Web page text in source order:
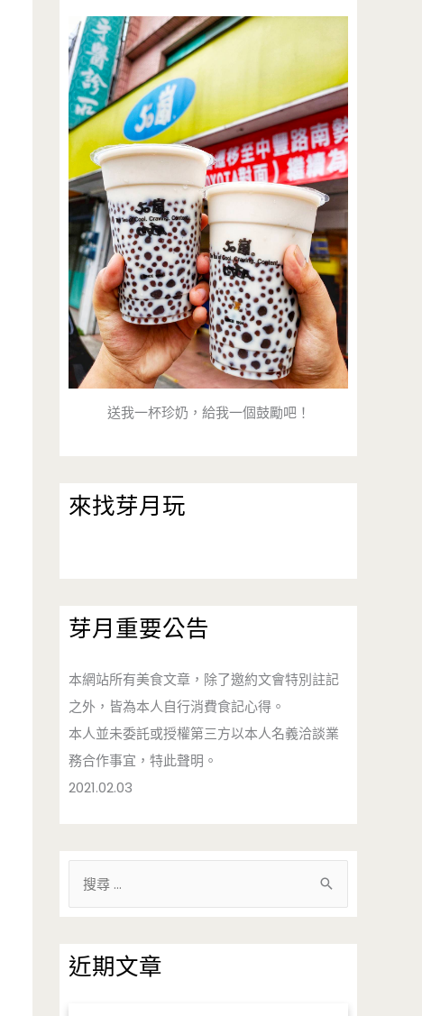
送我一杯珍奶，給我一個鼓勵吧！
來找芽月玩
芽月重要公告
本網站所有美食文章，除了邀約文會特別註記
之外，皆為本人自行消費食記心得。
本人並未委託或授權第三方以本人名義洽談業
務合作事宜，特此聲明。
2021.02.03
鍵
字
近期文章